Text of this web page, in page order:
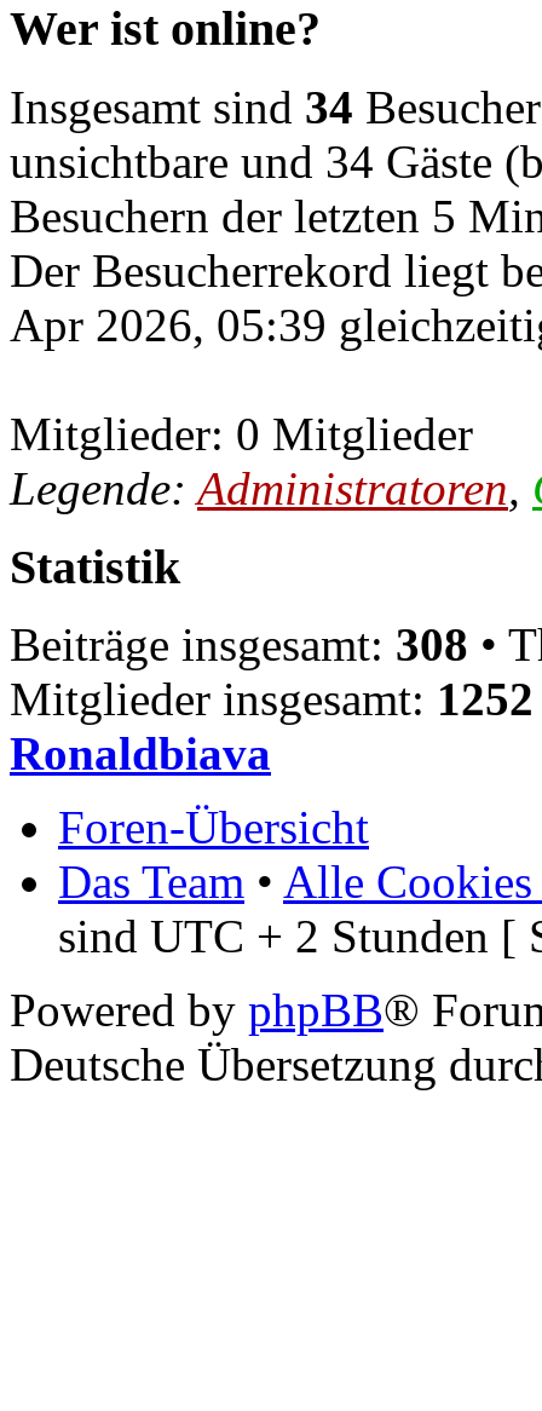
Wer ist online?
Insgesamt sind 34
unsichtbare und 34 Gäste
Besuchern der letzten 5
Der Besucherrekord liegt
Apr 2026, 05:39
Mitglieder: 0 Mitglieder
Legende:Administratoren,
Statistik
Beiträge insgesamt: 308 •
Mitglieder insgesamt: 1252
Ronaldbiava
Foren-Übersicht
Das Team • Alle Cookies
sind UTC + 2 Stunden [
Powered by phpBB®
Deutsche Übersetzung